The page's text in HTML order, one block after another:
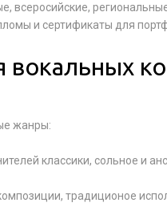
всеросийские,
и сертификаты для
вокальных
жанры:
классики, сольное и
традиционое